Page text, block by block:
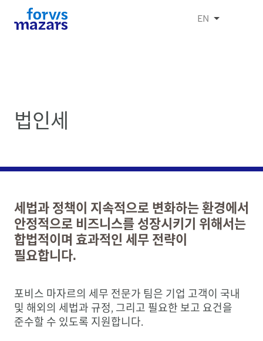
EN
법인세
세법과 정책이 지속적으로 변화하는 환경에서
안정적으로 비즈니스를 성장시키기 위해서는
합법적이며 효과적인 세무 전략이
필요합니다.
포비스 마자르의 세무 전문가 팀은 기업 고객이 국내
및 해외의 세법과 규정, 그리고 필요한 보고 요건을
준수할 수 있도록 지원합니다.